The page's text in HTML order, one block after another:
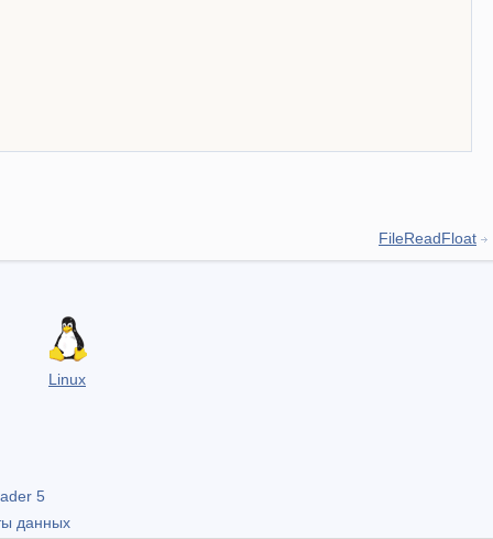
FileReadFloat
Linux
5
данных